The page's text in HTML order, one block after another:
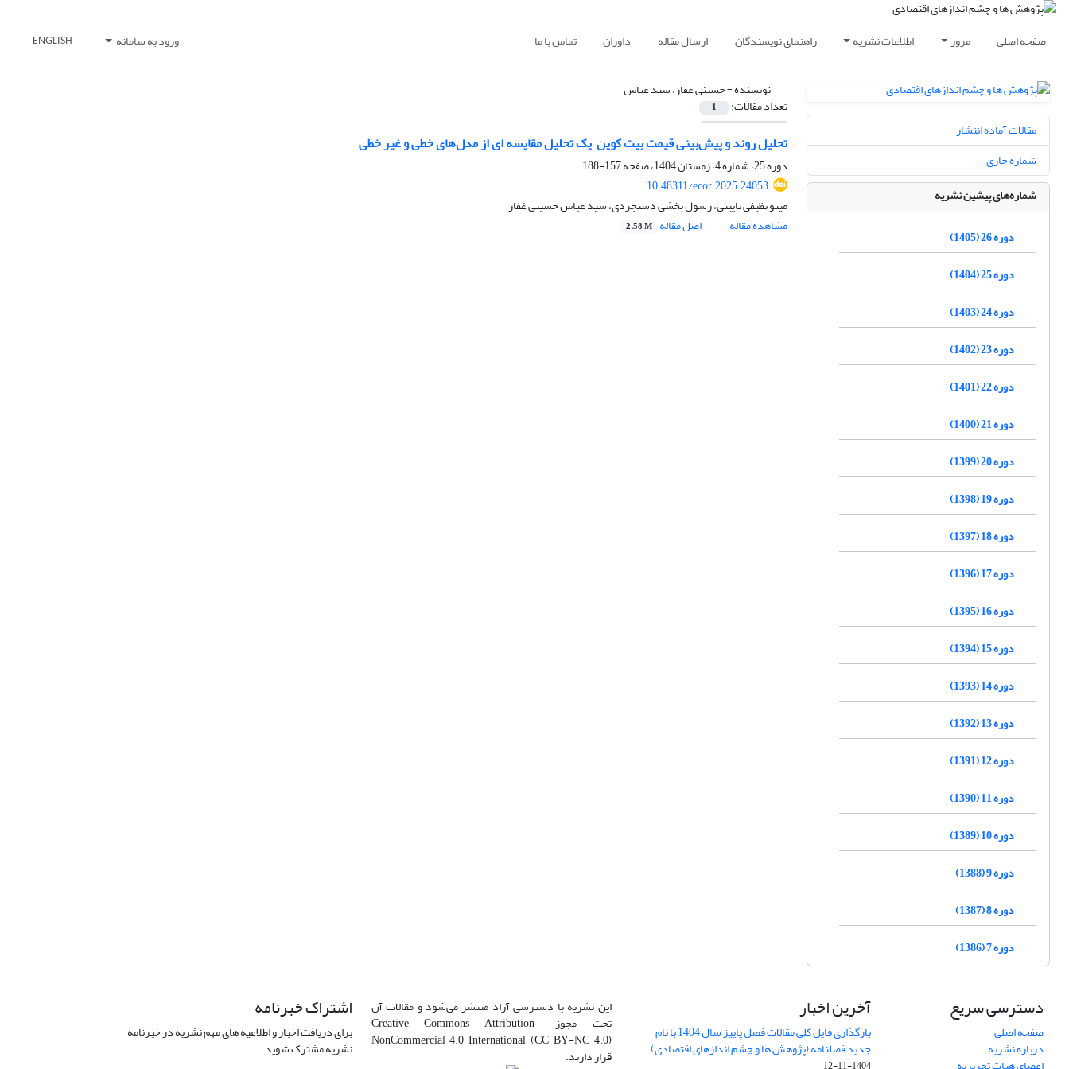
صفحه اصلی مرور اطلاعات نشریه راهنمای نویسندگان ارسال مقاله داوران تماس با ما ورود به سامانه ENGLISH
نویسنده =حسینی غفار، سید عباس
تعداد مقالات: 1
تحلیل روند و پیش‌بینی قیمت بیت کوین ‌ یک تحلیل مقایسه ای از ‌مدل‌های خطی و غیر ‌خطی
دوره 25، شماره 4، زمستان 1404، صفحه
157-188
10.48311/ecor.2025.24053
مینو نظیفی نایینی، رسول بخشی دستجردی، سید عباس حسینی غفار
مشاهده مقاله
اصل مقاله 2.58 M
مقالات آماده انتشار
شماره جاری
شماره‌های پیشین نشریه
دوره 26 (1405)
دوره 25 (1404)
دوره 24 (1403)
دوره 23 (1402)
دوره 22 (1401)
دوره 21 (1400)
دوره 20 (1399)
دوره 19 (1398)
دوره 18 (1397)
دوره 17 (1396)
دوره 16 (1395)
دوره 15 (1394)
دوره 14 (1393)
دوره 13 (1392)
دوره 12 (1391)
دوره 11 (1390)
دوره 10 (1389)
دوره 9 (1388)
دوره 8 (1387)
دوره 7 (1386)
دسترسی سریع
صفحه اصلی
درباره نشریه
آخرین اخبار
بارگذاری فایل کلی مقالات فصل پاییز سال 1404 با نام
جدید فصلنامه (پژوهش ها و چشم اندازهای اقتصادی)
این نشریه با دسترسی آزاد منتشر می‌شود و مقالات آن
تحت مجوز Creative Commons Attribution-
NonCommercial 4.0 International (CC BY-NC 4.0)
قرار دارند.
اشتراک خبرنامه
برای دریافت اخبار و اطلاعیه های مهم نشریه در خبرنامه
نشریه مشترک شوید.